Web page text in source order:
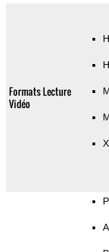
Formats Lecture
Vidéo